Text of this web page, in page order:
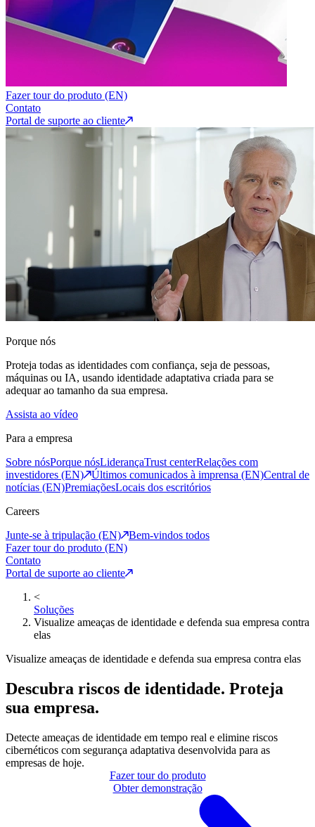
Fazer tour do produto (EN)
Contato
Portal de suporte ao cliente
Porque nós
Proteja todas as identidades com confiança, seja de pessoas,
máquinas ou IA, usando identidade adaptativa criada para se
adequar ao tamanho da sua empresa.
Assista ao vídeo
Para a empresa
Sobre nósPorque nósLiderançaTrust centerRelações com
investidores (EN)
Últimos comunicados à imprensa (EN)Central de
notícias (EN)PremiaçõesLocais dos escritórios
Careers
Junte-se à tripulação (EN)
Bem-vindos todos
Fazer tour do produto (EN)
Contato
Portal de suporte ao cliente
<
Soluções
Visualize ameaças de identidade e defenda sua empresa contra
elas
Visualize ameaças de identidade e defenda sua empresa contra elas
Descubra riscos de identidade. Proteja
sua empresa.
Detecte ameaças de identidade em tempo real e elimine riscos
cibernéticos com segurança adaptativa desenvolvida para as
empresas de hoje.
Fazer tour do produto
Obter demonstração